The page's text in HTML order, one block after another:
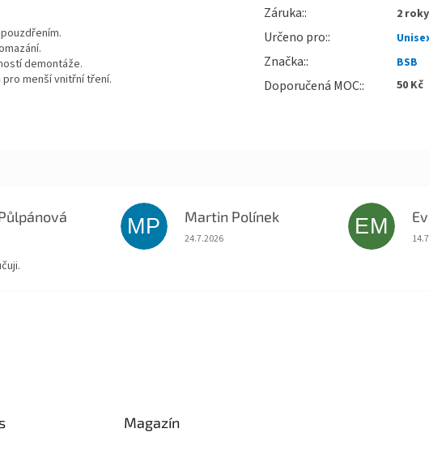
demontáže.
pro menší vnitřní tření.
Záruka: 2 roky
Určeno pro:
Značka: BSB
Doporučená MOC: 50 Kč
obchodu je 5 z 5 hvězdiček.MP Martin Polínek
Hodnocení obchodu je 5 z 5 hvězdiček.
24.7.2026
EM
Magazín